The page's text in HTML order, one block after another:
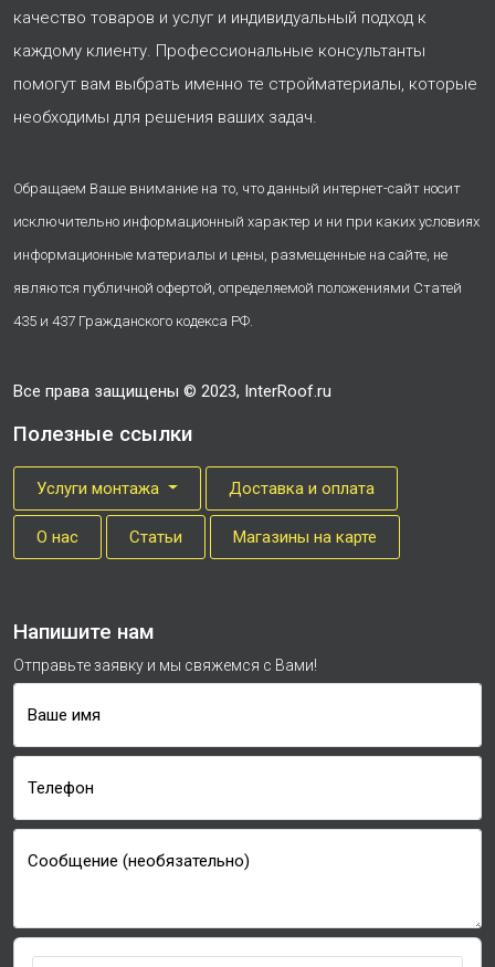
качество товаров и услуг и индивидуальный подход к
каждому клиенту. Профессиональные консультанты
помогут вам выбрать именно те стройматериалы, которые
необходимы для решения ваших задач.
Обращаем Ваше внимание на то, что данный интернет-сайт носит
исключительно информационный характер и ни при каких условиях
информационные материалы и цены, размещенные на сайте, не
являются публичной офертой, определяемой положениями Статей
435 и 437 Гражданского кодекса РФ.
Все права защищены © 2023, InterRoof.ru
Полезные ссылки
Услуги монтажа Доставка и оплата
О нас Cтатьи Магазины на карте
Напишите нам
Отправьте заявку и мы свяжемся с Вами!
Ваше имя
Телефон
Сообщение (необязательно)